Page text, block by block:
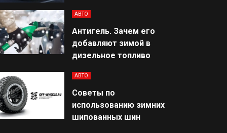
АВТО
Антигель. Зачем его
добавляют зимой в
дизельное топливо
АВТО
Советы по
использованию зимних
шипованных шин